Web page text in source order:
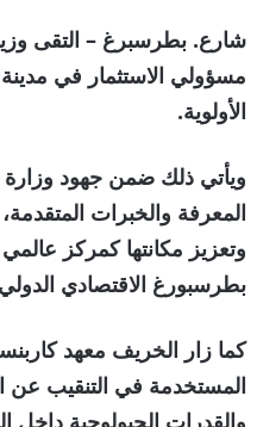
شارع. بطرسبرغ – التقى
مسؤولي الاستثمار في
الأولوية.
ويأتي ذلك ضمن جهود وزارة
وتعزيز مكانتها كمركز
بطرسبورغ الاقتصادي الدولي التاسع والعشرين
كما زار الخريف معهد
المستخدمة في التنقيب عن
والقدرات الجيولوجية داخل